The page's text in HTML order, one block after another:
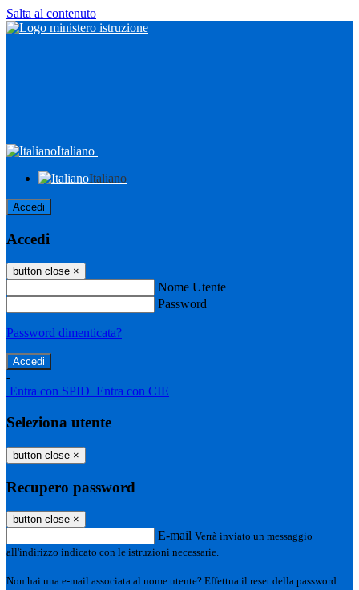
Salta al contenuto
Italiano
Italiano
Accedi
Accedi
button close ×
Nome Utente
Password
Password dimenticata?
-
Entra con SPID Entra con CIE
Seleziona utente
button close ×
Recupero password
button close ×
E-mail Verrà inviato un messaggio
all'indirizzo indicato con le istruzioni necessarie.
Non hai una e-mail associata al nome utente? Effettua il reset della password